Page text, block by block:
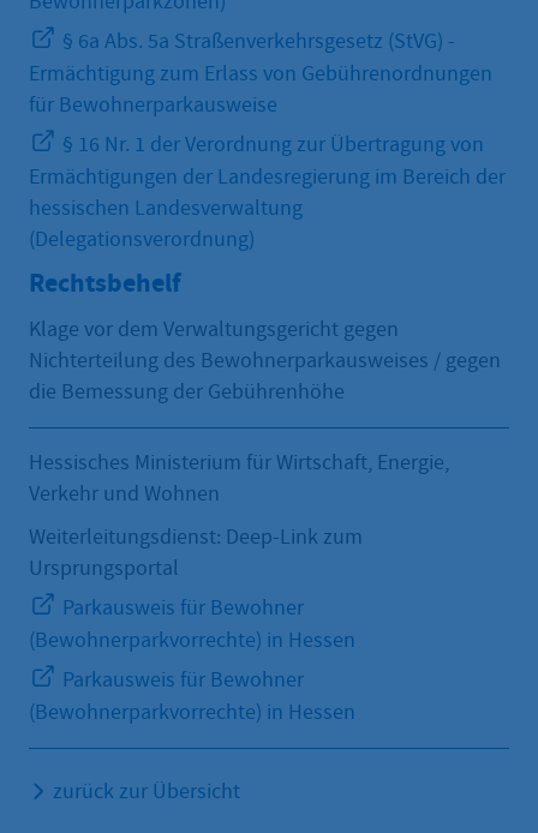
§ 6a Abs. 5a Straßenverkehrsgesetz (StVG) -
Ermächtigung zum Erlass von Gebührenordnungen
für Bewohnerparkausweise
§ 16 Nr. 1 der Verordnung zur Übertragung von
Ermächtigungen der Landesregierung im Bereich der
hessischen Landesverwaltung
(Delegationsverordnung)
Rechtsbehelf
Klage vor dem Verwaltungsgericht gegen
Nichterteilung des Bewohnerparkausweises / gegen
die Bemessung der Gebührenhöhe
Hessisches Ministerium für Wirtschaft, Energie,
Verkehr und Wohnen
Weiterleitungsdienst: Deep-Link zum
Ursprungsportal
Parkausweis für Bewohner
(Bewohnerparkvorrechte) in Hessen
Parkausweis für Bewohner
(Bewohnerparkvorrechte) in Hessen
zurück zur Übersicht